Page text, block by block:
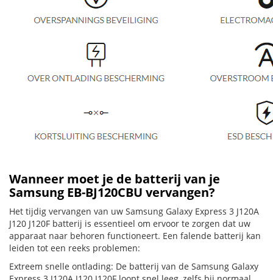
Wanneer moet je de batterij van je
Samsung EB-BJ120CBU vervangen?
Het tijdig vervangen van uw Samsung Galaxy Express 3 J120A
J120 J120F batterij is essentieel om ervoor te zorgen dat uw
apparaat naar behoren functioneert. Een falende batterij kan
leiden tot een reeks problemen:
Extreem snelle ontlading: De batterij van de Samsung Galaxy